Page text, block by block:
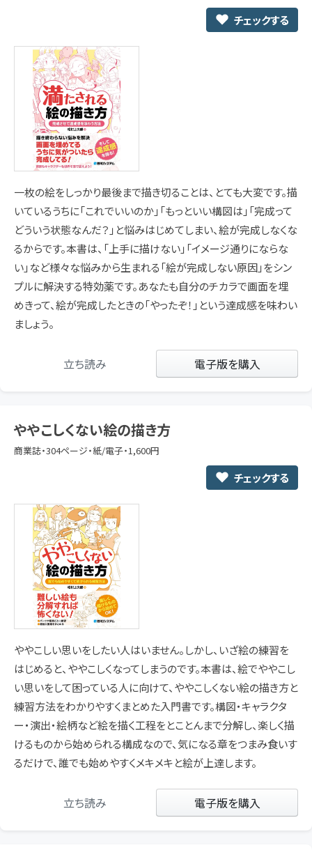
チェックする
一枚の絵をしっかり最後まで描き切ることは、とても大変です。描
いているうちに「これでいいのか」「もっといい構図は」「完成って
どういう状態なんだ？」と悩みはじめてしまい、絵が完成しなくな
るからです。本書は、「上手に描けない」「イメージ通りにならな
い」など様々な悩みから生まれる「絵が完成しない原因」をシン
プルに解決する特効薬です。あなたも自分のチカラで画面を埋
めきって、絵が完成したときの「やったぞ！」という達成感を味わい
ましょう。
立ち読み 電子版を購入
ややこしくない絵の描き方
商業誌・304ページ・紙/電子・1,600円
チェックする
ややこしい思いをしたい人はいません。しかし、いざ絵の練習を
はじめると、ややこしくなってしまうのです。本書は、絵でややこし
い思いをして困っている人に向けて、ややこしくない絵の描き方と
練習方法をわかりやすくまとめた入門書です。構図・キャラクタ
ー・演出・絵柄など絵を描く工程をとことんまで分解し、楽しく描
けるものから始められる構成なので、気になる章をつまみ食いす
るだけで、誰でも始めやすくメキメキと絵が上達します。
立ち読み 電子版を購入